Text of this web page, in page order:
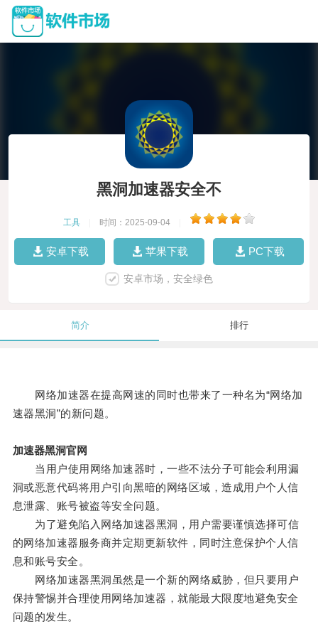
黑洞加速器安全不
工具 时间：2025-09-04
安卓下载 苹果下载 PC下载
安卓市场，安全绿色
简介 排行
网络加速器在提高网速的同时也带来了一种名为“网络加
速器黑洞”的新问题。
加速器黑洞官网
当用户使用网络加速器时，一些不法分子可能会利用漏
洞或恶意代码将用户引向黑暗的网络区域，造成用户个人信
息泄露、账号被盗等安全问题。
为了避免陷入网络加速器黑洞，用户需要谨慎选择可信
的网络加速器服务商并定期更新软件，同时注意保护个人信
息和账号安全。
网络加速器黑洞虽然是一个新的网络威胁，但只要用户
保持警惕并合理使用网络加速器，就能最大限度地避免安全
问题的发生。